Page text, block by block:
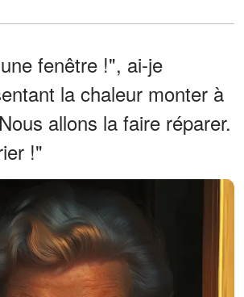
fenêtre !", ai-je
la chaleur monter à
allons la faire réparer.
!"